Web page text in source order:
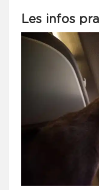
Les infos